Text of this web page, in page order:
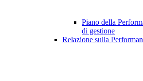
Piano della
di gestione
Relazione sulla